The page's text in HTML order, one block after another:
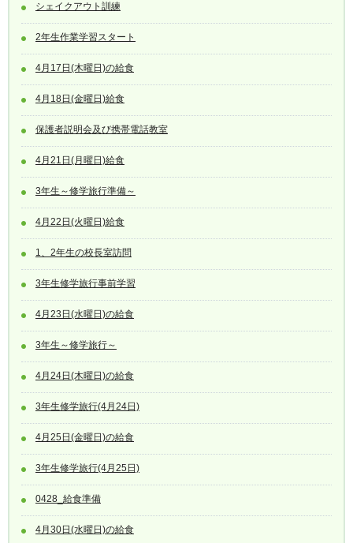
シェイクアウト訓練
2年生作業学習スタート
4月17日(木曜日)の給食
4月18日(金曜日)給食
保護者説明会及び携帯電話教室
4月21日(月曜日)給食
3年生～修学旅行準備～
4月22日(火曜日)給食
1、2年生の校長室訪問
3年生修学旅行事前学習
4月23日(水曜日)の給食
3年生～修学旅行～
4月24日(木曜日)の給食
3年生修学旅行(4月24日)
4月25日(金曜日)の給食
3年生修学旅行(4月25日)
0428_給食準備
4月30日(水曜日)の給食